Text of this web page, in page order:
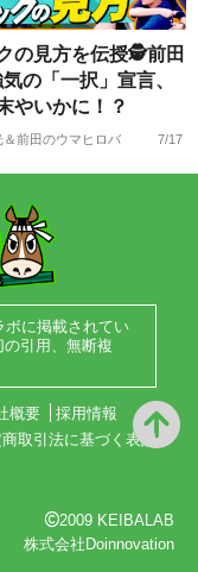
の見方を伝授🕵前田
の「一択」宣言、
やいかに！？
＆前田のウマヒロバ 7/17
ボに掲載されてい
引用、無断複
概要
採用情報
取引法に基づく表記
2009 KEIBALAB
株式会社Doinnovation